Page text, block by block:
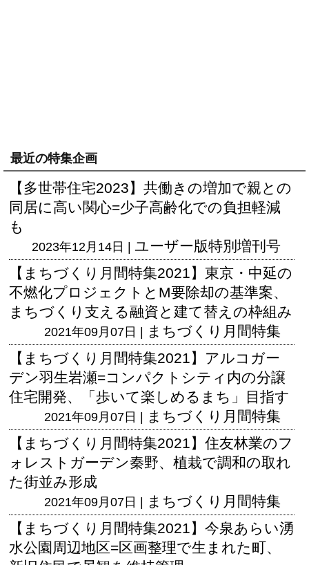
最近の特集企画
【多世帯住宅2023】共働きの増加で親との
同居に高い関心=少子高齢化での負担軽減
も
2023年12月14日 | ユーザー版特別増刊号
【まちづくり月間特集2021】東京・中延の
不燃化プロジェクトとM要除却の基準案、
まちづくり支える融資と建て替えの枠組み
2021年09月07日 | まちづくり月間特集
【まちづくり月間特集2021】アルコガー
デン羽生岩瀬=コンパクトシティ内の分譲
住宅開発、「歩いて楽しめるまち」目指す
2021年09月07日 | まちづくり月間特集
【まちづくり月間特集2021】住友林業のフ
ォレストガーデン秦野、植栽で調和の取れ
た街並み形成
2021年09月07日 | まちづくり月間特集
【まちづくり月間特集2021】今泉あらい湧
水公園周辺地区=区画整理で生まれた町、